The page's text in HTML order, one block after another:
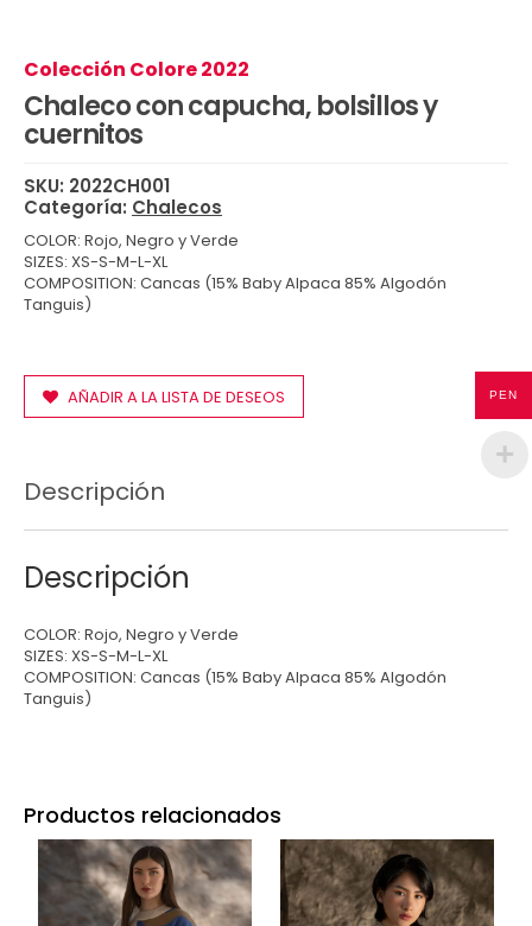
Colección Colore 2022
Chaleco con capucha, bolsillos y
cuernitos
SKU: 2022CH001
Categoría: Chalecos
COLOR: Rojo, Negro y Verde
SIZES: XS-S-M-L-XL
COMPOSITION: Cancas (15% Baby Alpaca 85% Algodón
Tanguis)
AÑADIR A LA LISTA DE DESEOS
Descripción
Descripción
COLOR: Rojo, Negro y Verde
SIZES: XS-S-M-L-XL
COMPOSITION: Cancas (15% Baby Alpaca 85% Algodón
Tanguis)
Productos relacionados
PEN